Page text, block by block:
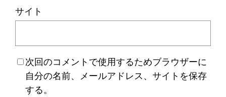
サイト
次回のコメントで使用するためブラウザーに
自分の名前、メールアドレス、サイトを保存
する。